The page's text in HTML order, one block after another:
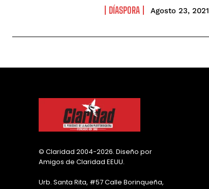
DÍASPORA Agosto 23, 2021
© Claridad 2004-2026. Diseño por
Amigos de Claridad EEUU.
Urb. Santa Rita, #57 Calle Borinqueña,